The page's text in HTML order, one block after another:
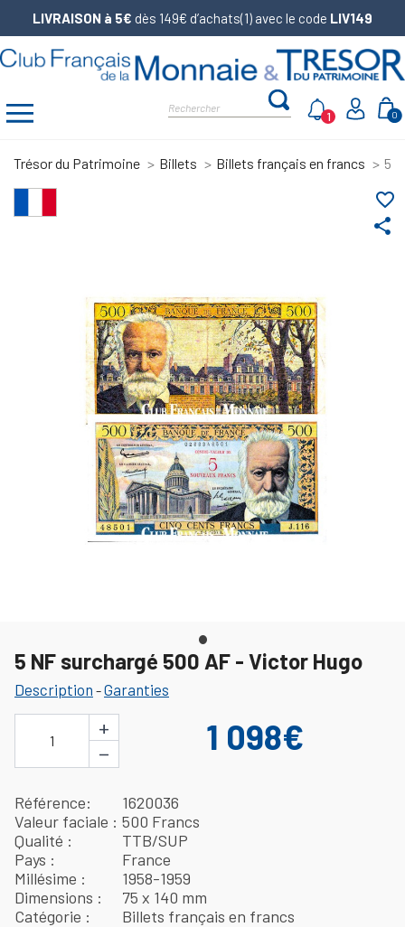
LIVRAISON à 5€ dès 149€ d’achats(1) avec le code LIV149
0
1
Trésor du Patrimoine Billets Billets français en francs 5
share
favorite_border
5 NF surchargé 500 AF - Victor Hugo
Description -Garanties
1
+
−
1 098€
Référence
1620036
Valeur faciale
500 Francs
Qualité
TTB/SUP
Pays
France
Millésime
1958-1959
Dimensions
75 x 140 mm
Catégorie
Billets français en francs